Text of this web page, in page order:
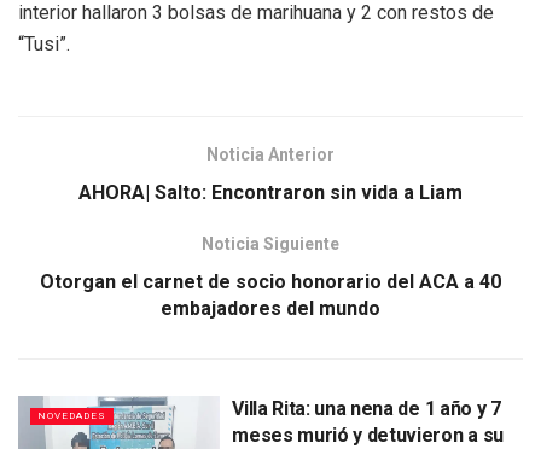
interior hallaron 3 bolsas de marihuana y 2 con restos de
“Tusi”.
Noticia Anterior
AHORA| Salto: Encontraron sin vida a Liam
Noticia Siguiente
Otorgan el carnet de socio honorario del ACA a 40
embajadores del mundo
NOVEDADES
Villa Rita: una nena de 1 año y 7
meses murió y detuvieron a su